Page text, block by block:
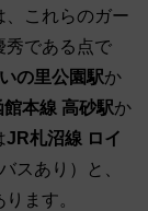
、これらのガー
秀である点で
の里公園駅か
本線 高砂駅か
JR札沼線 ロイ
スあり）と、
ます。